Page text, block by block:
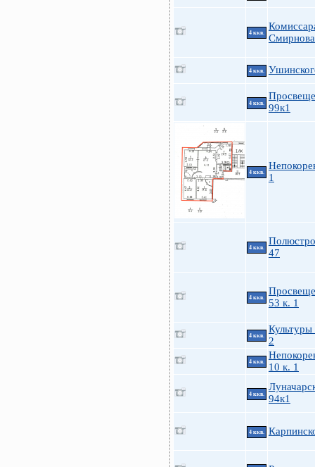
4 ккв.
4 ккв.
4 ккв.
99к1
4 ккв.
1
4 ккв.
47
4 ккв.
53 к. 1
4 ккв.
2
4 ккв.
10 к. 1
4 ккв.
94к1
4 ккв.